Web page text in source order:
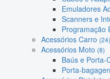
Emuladores
Scanners e
Programação
Acessórios Carro (24)
Acessórios Moto (8)
Baús e Porta-
Porta-